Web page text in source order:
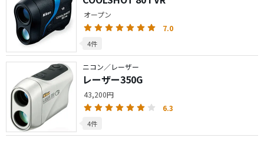
オープン
7.0
4件
ニコン／レーザー
レーザー350G
43,200円
6.3
4件